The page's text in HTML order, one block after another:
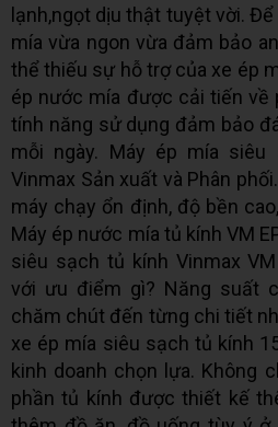
lạnh,ngọt dịu thật tuyệt vời.
mía vừa ngon vừa đảm bảo
thể thiếu sự hỗ trợ của xe ép
ép nước mía được cải tiến về
tính năng sử dụng đảm bảo
mỗi ngày. Máy ép mía
Vinmax Sản xuất và Phân
máy chạy ổn định, độ bền
Máy ép nước mía tủ kính VM
siêu sạch tủ kính Vinmax
với ưu điểm gì? Năng suất
chăm chút đến từng chi tiết
xe ép mía siêu sạch tủ kính
kinh doanh chọn lựa. Không
phần tủ kính được thiết kế